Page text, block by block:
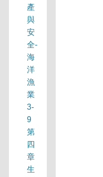
產
與
安
全-
海
洋
漁
業
3-
9
第
四
章
生